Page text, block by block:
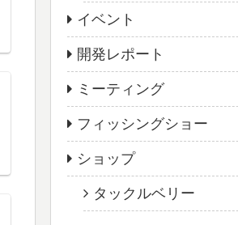
イベント
開発レポート
ミーティング
フィッシングショー
ショップ
タックルベリー